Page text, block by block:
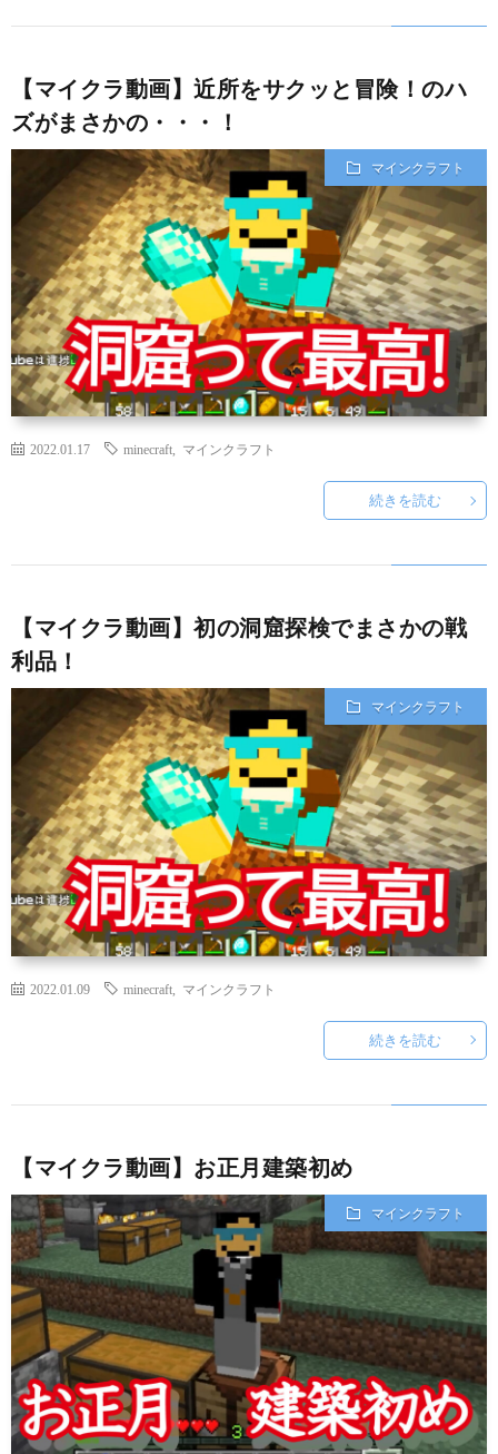
【マイクラ動画】近所をサクッと冒険！のハ
ズがまさかの・・・！
マインクラフト
2022.01.17 minecraft マインクラフト
続きを読む
【マイクラ動画】初の洞窟探検でまさかの戦
利品！
マインクラフト
2022.01.09 minecraft マインクラフト
続きを読む
【マイクラ動画】お正月建築初め
マインクラフト